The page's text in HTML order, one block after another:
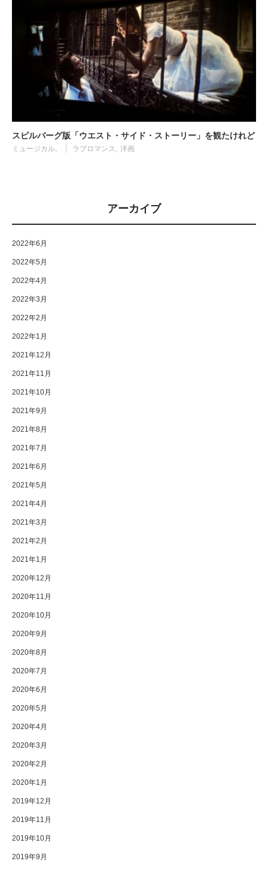
スピルバーグ版「ウエスト・サイド・ストーリー」を観たけれど
ミュージカル ラブロマンス 洋画
アーカイブ
2022年6月
2022年5月
2022年4月
2022年3月
2022年2月
2022年1月
2021年12月
2021年11月
2021年10月
2021年9月
2021年8月
2021年7月
2021年6月
2021年5月
2021年4月
2021年3月
2021年2月
2021年1月
2020年12月
2020年11月
2020年10月
2020年9月
2020年8月
2020年7月
2020年6月
2020年5月
2020年4月
2020年3月
2020年2月
2020年1月
2019年12月
2019年11月
2019年10月
2019年9月